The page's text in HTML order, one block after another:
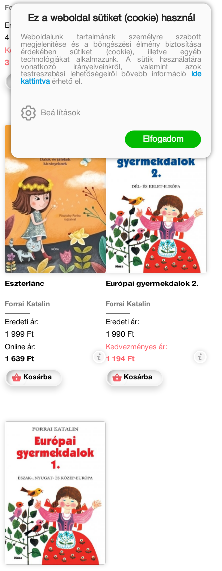
Forrai Katalin
Eredeti ár:
4 499 Ft
Kedvezményes ár:
3 149 Ft
Kosárba
Eredeti ár:
3 999 Ft
Online ár:
3 279 Ft
Eszterlánc
Forrai Katalin
Eredeti ár:
1 999 Ft
Online ár:
1 639 Ft
Kosárba
Európai gyermekdalok 2.
Forrai Katalin
Eredeti ár:
1 990 Ft
Kedvezményes ár:
1 194 Ft
Kosárba
Ez a weboldal sütiket (cookie) használ
Weboldalunk tartalmának személyre szabott
megjelenítése és a böngészési élmény biztosítása
érdekében sütiket (cookie), illetve egyéb
technológiákat alkalmazunk. A sütik használatára
vonatkozó irányelveinkről, valamint azok
testreszabási lehetőségeiről bővebb információ
ide
kattintvaérhető el.
Beállítások
Elfogadom